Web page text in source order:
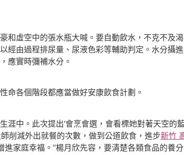
虛空中的張水瓶大喊。要自動飲水，不克不及
經由過程排尿量、尿液色彩等輔助判定。水分攝
應實時彌補水分。
命各個階段都應當做好安康飲食計劃。
中。此次提出‘會烹會選，會看標她對著天空的
削減外出就餐的次數，做到公道飲食，進步新竹
家庭幸福。”楊月欣先容，要清楚各類食品的養